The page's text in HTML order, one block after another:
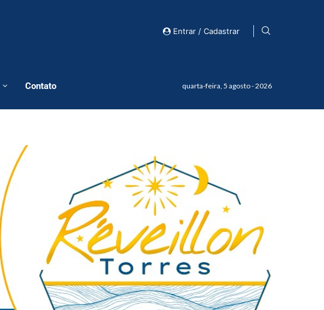
Entrar / Cadastrar
Contato quarta-feira, 5 agosto - 2026